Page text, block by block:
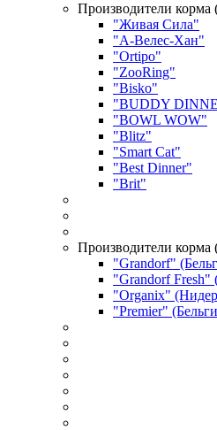
Производители корма
"Живая Сила"
"А-Велес-Хан"
"Ortipo"
"ZooRing"
"Bisko"
"BUDDY
"BOWL WOW"
"Blitz"
"Smart Cat"
"Best Dinner"
"Brit"
Производители корма
"Grandorf"
"Grandorf Fresh"
"Organix"
"Premier"